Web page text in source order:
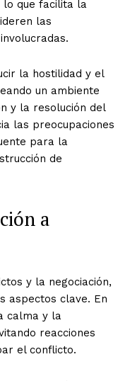
lo que facilita la
las
la hostilidad y el
un ambiente
y la resolución del
las preocupaciones
para la
de
a
y la negociación,
aspectos clave. En
calma y la
reacciones
el conflicto.